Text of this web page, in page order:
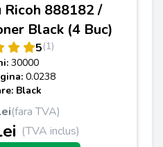
888182 /
Black (4 Buc)
5(1)
30000
0.0238
Black
(fara TVA)
(TVA inclus)